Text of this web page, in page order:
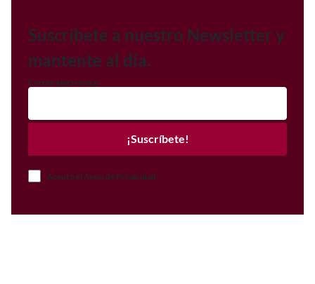
Suscríbete a nuestro Newsletter y
mantente al día.
Correo electrónico
¡Suscríbete!
Acepto el Aviso de Privacidad